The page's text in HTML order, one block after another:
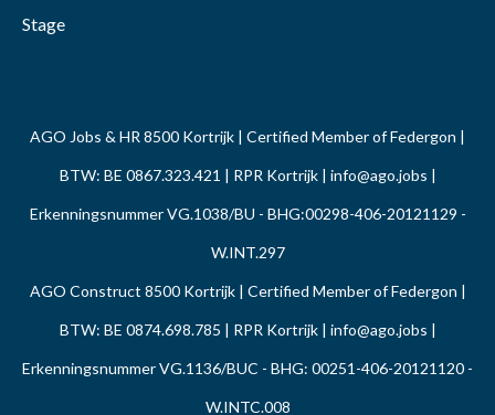
Stage
AGO Jobs & HR 8500 Kortrijk | Certified Member of Federgon |
BTW: BE 0867.323.421 | RPR Kortrijk | info@ago.jobs |
Erkenningsnummer VG.1038/BU - BHG:00298-406-20121129 -
W.INT.297
AGO Construct 8500 Kortrijk | Certified Member of Federgon |
BTW: BE 0874.698.785 | RPR Kortrijk | info@ago.jobs |
Erkenningsnummer VG.1136/BUC - BHG: 00251-406-20121120 -
W.INTC.008